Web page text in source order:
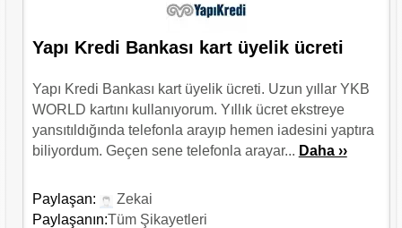
Yapı Kredi Bankası kart üyelik ücreti
Yapı Kredi Bankası kart üyelik ücreti. Uzun yıllar YKB
WORLD kartını kullanıyorum. Yıllık ücret ekstreye
yansıtıldığında telefonla arayıp hemen iadesini yaptıra
biliyordum. Geçen sene telefonla arayar... Daha ››
Paylaşan:
Zekai
Paylaşanın:Tüm Şikayetleri